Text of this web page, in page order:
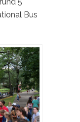
5
Bus